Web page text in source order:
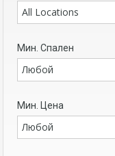
All Locations
Мин. Спален
Любой
Мин. Цена
Любой